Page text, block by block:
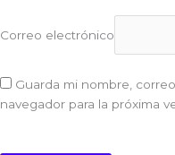
Correo electrónico
Guarda mi nombre,
navegador para la próxima